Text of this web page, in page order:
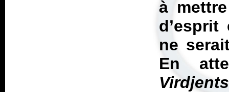
à
ne
En
Virdjents